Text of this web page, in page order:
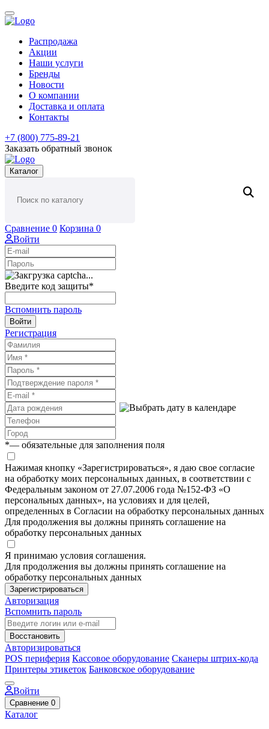
Распродажа
Акции
Наши услуги
Бренды
Новости
О компании
Доставка и оплата
Контакты
+7 (800) 775-89-21
Заказать обратный звонок
Каталог
Сравнение 0 Корзина 0
Войти
Введите код защиты*
Вспомнить пароль
Войти
Регистрация
*— обязательные для заполнения поля
Нажимая кнопку «Зарегистрироваться», я даю свое согласие
на обработку моих персональных данных, в соответствии с
Федеральным законом от 27.07.2006 года №152-ФЗ «О
персональных данных», на условиях и для целей,
определенных в Согласии на обработку персональных данных
Для продолжения вы должны принять соглашение на
обработку персональных данных
Я принимаю условия соглашения.
Для продолжения вы должны принять соглашение на
обработку персональных данных
Зарегистрироваться
Авторизация
Вспомнить пароль
Восстановить
Авторизироваться
POS периферия Кассовое оборудование Сканеры штрих-кода
Принтеры этикеток Банковское оборудование
Войти
Сравнение 0
Каталог